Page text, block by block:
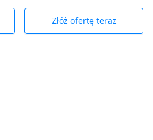
Złóż ofertę teraz